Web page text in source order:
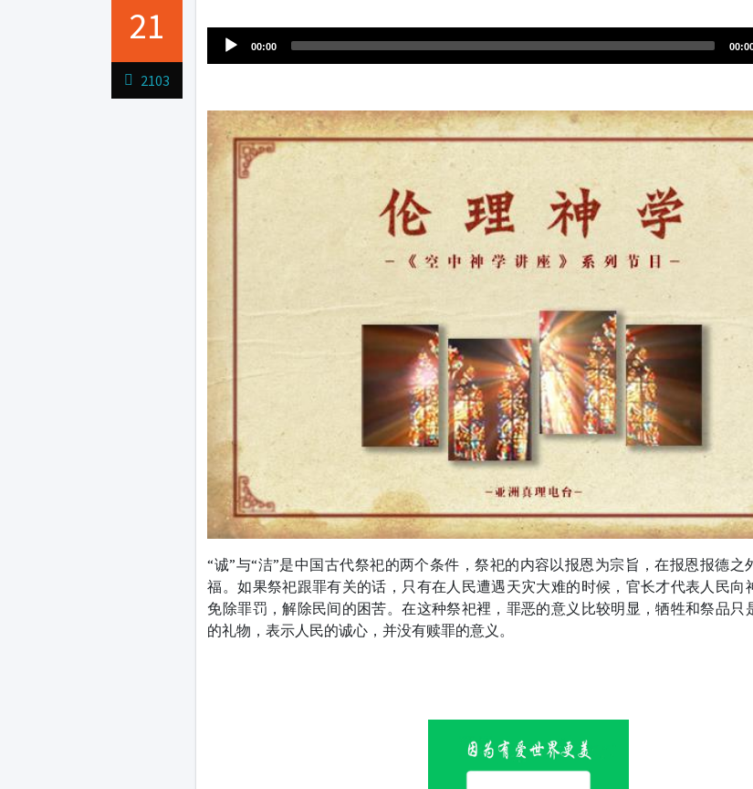
21
2103
Player
00:00
“诚”与“洁”是中国古代祭祀的两个条件，祭祀的内容以报恩为宗旨，在报恩报德之
福。如果祭祀跟罪有关的话，只有在人民遭遇天灾大难的时候，官长才代表人民向
免除罪罚，解除民间的困苦。在这种祭祀裡，罪恶的意义比较明显，牺牲和祭品只
的礼物，表示人民的诚心，并没有赎罪的意义。